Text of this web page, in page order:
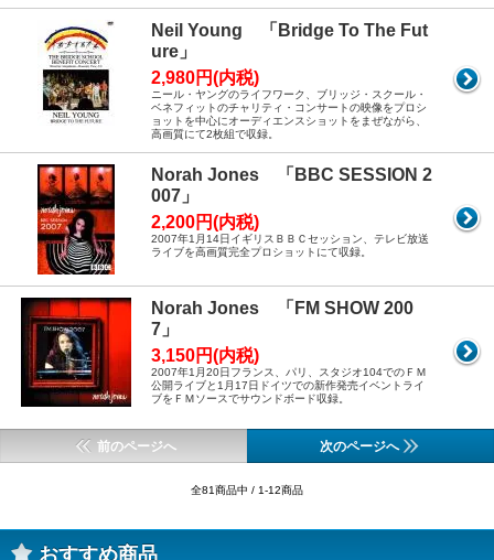
Neil Young 「Bridge To The Fut
ure」
2,980円(内税)
ニール・ヤングのライフワーク、ブリッジ・スクール・
ベネフィットのチャリティ・コンサートの映像をプロシ
ョットを中心にオーディエンスショットをまぜながら、
高画質にて2枚組で収録。
Norah Jones 「BBC SESSION 2
007」
2,200円(内税)
2007年1月14日イギリスＢＢＣセッション、テレビ放送
ライブを高画質完全プロショットにて収録。
Norah Jones 「FM SHOW 200
7」
3,150円(内税)
2007年1月20日フランス、パリ、スタジオ104でのＦＭ
公開ライブと1月17日ドイツでの新作発売イベントライ
ブをＦＭソースでサウンドボード収録。
前のページへ 次のページへ
全81商品中 / 1-12商品
おすすめ商品